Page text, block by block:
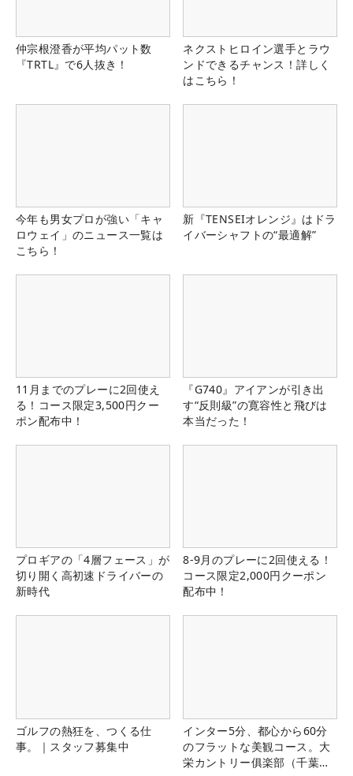
仲宗根澄香が平均パット数
『TRTL』で6人抜き！
ネクストヒロイン選手とラウ
ンドできるチャンス！詳しく
はこちら！
今年も男女プロが強い「キャ
ロウェイ」のニュース一覧は
こちら！
新『TENSEIオレンジ』はドラ
イバーシャフトの“最適解”
11月までのプレーに2回使え
る！コース限定3,500円クー
ポン配布中！
『G740』アイアンが引き出
す“反則級”の寛容性と飛びは
本当だった！
プロギアの「4層フェース」が
切り開く高初速ドライバーの
新時代
8-9月のプレーに2回使える！
コース限定2,000円クーポン
配布中！
ゴルフの熱狂を、つくる仕
事。｜スタッフ募集中
インター5分、都心から60分
のフラットな美観コース。大
栄カントリー俱楽部（千葉